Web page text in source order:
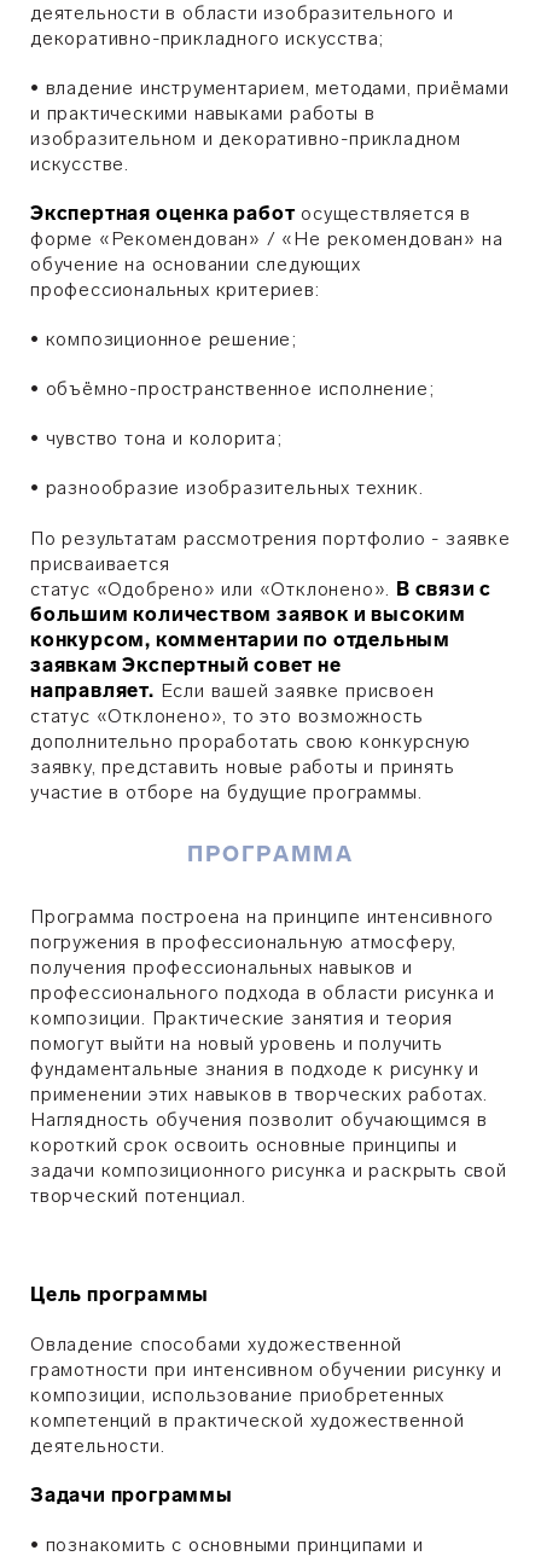
деятельности в области изобразительного и
декоративно-прикладного искусства;
• владение инструментарием, методами, приёмами
и практическими навыками работы в
изобразительном и декоративно-прикладном
искусстве.
Экспертная оценка работосуществляется в
форме «Рекомендован» / «Не рекомендован» на
обучение на основании следующих
профессиональных критериев:
• композиционное решение;
• объёмно-пространственное исполнение;
• чувство тона и колорита;
• разнообразие изобразительных техник.
По результатам рассмотрения портфолио - заявке
присваивается
статус «Одобрено» или «Отклонено». В связи с
большим количеством заявок и высоким
конкурсом, комментарии по отдельным
заявкам Экспертный совет не
направляет. Если вашей заявке присвоен
статус «Отклонено», то это возможность
дополнительно проработать свою конкурсную
заявку, представить новые работы и принять
участие в отборе на будущие программы.
ПРОГРАММА
Программа построена на принципе интенсивного
погружения в профессиональную атмосферу,
получения профессиональных навыков и
профессионального подхода в области рисунка и
композиции. Практические занятия и теория
помогут выйти на новый уровень и получить
фундаментальные знания в подходе к рисунку и
применении этих навыков в творческих работах.
Наглядность обучения позволит обучающимся в
короткий срок освоить основные принципы и
задачи композиционного рисунка и раскрыть свой
творческий потенциал.
Цель программы
Овладение способами художественной
грамотности при интенсивном обучении рисунку и
композиции, использование приобретенных
компетенций в практической художественной
деятельности.
Задачи программы
• познакомить с основными принципами и